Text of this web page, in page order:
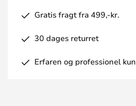
Gratis fragt fra 499,-kr.
30 dages returret
Erfaren og professionel